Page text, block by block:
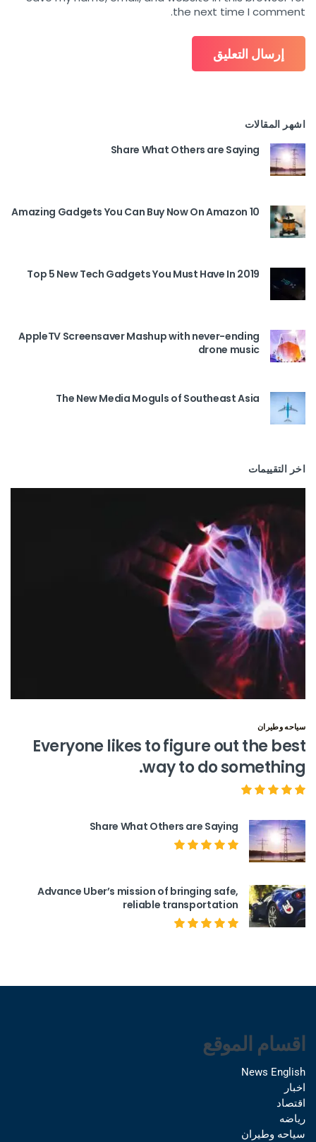
the next time I comment.
اشهر المقالات
Share What Others are Saying
10 Amazing Gadgets You Can Buy Now On Amazon
Top 5 New Tech Gadgets You Must Have In 2019
AppleTV Screensaver Mashup with never-ending
drone music
The New Media Moguls of Southeast Asia
اخر التقييمات
سياحه وطيران
Everyone likes to figure out the best
way to do something.
Share What Others are Saying
Advance Uber’s mission of bringing safe,
reliable transportation
اقسام الموقع
News English
اخبار
اقتصاد
رياضه
سياحه وطيران